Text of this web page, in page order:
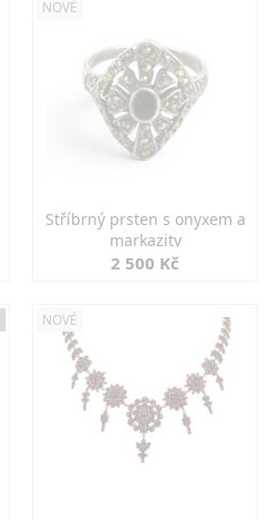
NOVÉ
Stříbrný prsten s onyxem a
markazity
2 500 Kč
NOVÉ